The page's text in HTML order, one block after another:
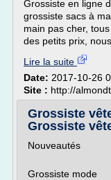
Grossiste en ligne
grossiste sacs à
main pas cher,
des petits prix,
Lire la suite
Date: 2017-10-26
Site : http://
Grossiste
Grossiste
Grossiste mode